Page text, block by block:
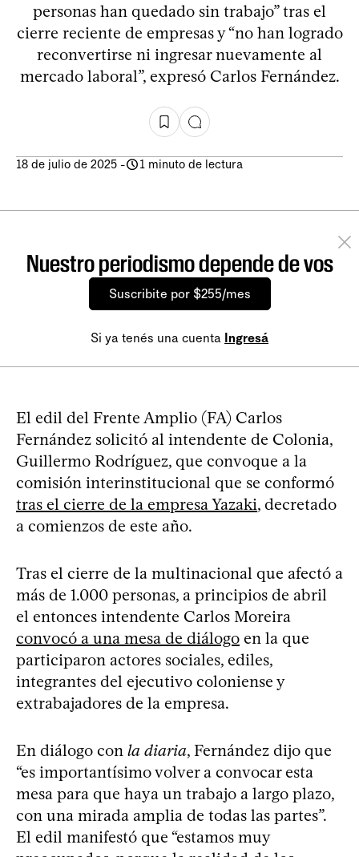
personas han quedado sin trabajo” tras el
cierre reciente de empresas y “no han logrado
reconvertirse ni ingresar nuevamente al
mercado laboral”, expresó Carlos Fernández.
18 de julio de 2025 - 1 minuto de lectura
Nuestro periodismo depende de vos
Suscribite por $255/mes
Si ya tenés una cuenta Ingresá
El edil del Frente Amplio (FA) Carlos
Fernández solicitó al intendente de Colonia,
Guillermo Rodríguez, que convoque a la
comisión interinstitucional que se conformó
tras el cierre de la empresa Yazaki, decretado
a comienzos de este año.
Tras el cierre de la multinacional que afectó a
más de 1.000 personas, a principios de abril
el entonces intendente Carlos Moreira
convocó a una mesa de diálogo en la que
participaron actores sociales, ediles,
integrantes del ejecutivo coloniense y
extrabajadores de la empresa.
En diálogo con la diaria, Fernández dijo que
“es importantísimo volver a convocar esta
mesa para que haya un trabajo a largo plazo,
con una mirada amplia de todas las partes”.
El edil manifestó que “estamos muy